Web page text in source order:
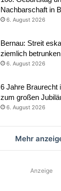
Nachbarschaft in
6. August 2026
Bernau: Streit
ziemlich
6. August 2026
6 Jahre Braurecht
zum großen
6. August 2026
Mehr
Anzeige